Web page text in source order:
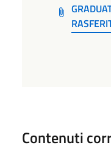
Contenuti